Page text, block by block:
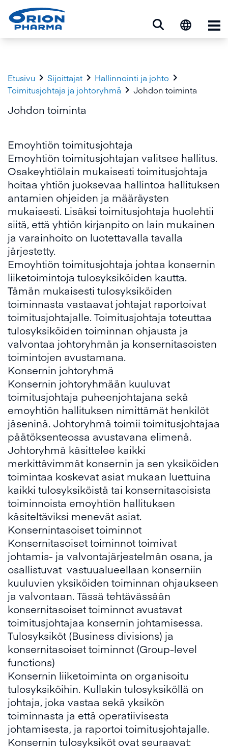
Etusivu  Sijoittajat  Hallinnointi ja johto 
Toimitusjohtaja ja johtoryhmä  Johdon toiminta
Johdon toiminta
Emoyhtiön toimitusjohtaja
Emoyhtiön toimitusjohtajan valitsee hallitus.
Osakeyhtiölain mukaisesti toimitusjohtaja
hoitaa yhtiön juoksevaa hallintoa hallituksen
antamien ohjeiden ja määräysten
mukaisesti. Lisäksi toimitusjohtaja huolehtii
siitä, että yhtiön kirjanpito on lain mukainen
ja varainhoito on luotettavalla tavalla
järjestetty.
Emoyhtiön toimitusjohtaja johtaa konsernin
liiketoimintoja tulosyksiköiden kautta.
Tämän mukaisesti tulosyksiköiden
toiminnasta vastaavat johtajat raportoivat
toimitusjohtajalle. Toimitusjohtaja toteuttaa
tulosyksiköiden toiminnan ohjausta ja
valvontaa johtoryhmän ja konsernitasoisten
toimintojen avustamana.
Konsernin johtoryhmä
Konsernin johtoryhmään kuuluvat
toimitusjohtaja puheenjohtajana sekä
emoyhtiön hallituksen nimittämät henkilöt
jäseninä. Johtoryhmä toimii toimitusjohtajaa
päätöksenteossa avustavana elimenä.
Johtoryhmä käsittelee kaikki
merkittävimmät konsernin ja sen yksiköiden
toimintaa koskevat asiat mukaan luettuina
kaikki tulosyksiköistä tai konsernitasoisista
toiminnoista emoyhtiön hallituksen
käsiteltäviksi menevät asiat.
Konsernintasoiset toiminnot
Konsernitasoiset toiminnot toimivat
johtamis- ja valvontajärjestelmän osana, ja
osallistuvat vastuualueellaan konserniin
kuuluvien yksiköiden toiminnan ohjaukseen
ja valvontaan. Tässä tehtävässään
konsernitasoiset toiminnot avustavat
toimitusjohtajaa konsernin johtamisessa.
Tulosyksiköt (Business divisions) ja
konsernitasoiset toiminnot (Group-level
functions)
Konsernin liiketoiminta on organisoitu
tulosyksiköihin. Kullakin tulosyksiköllä on
johtaja, joka vastaa sekä yksikön
toiminnasta ja että operatiivisesta
johtamisesta, ja raportoi toimitusjohtajalle.
Konsernin tulosyksiköt ovat seuraavat: